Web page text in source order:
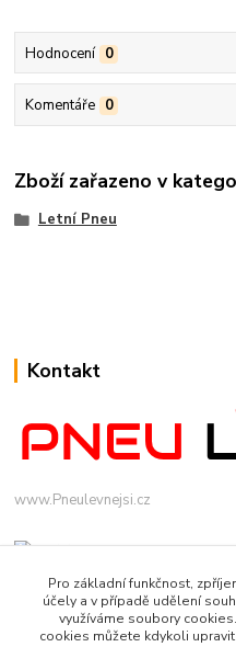
Hodnocení 0
Komentáře 0
Zboží zařazeno v
Letní Pneu
Kontakt
www.Pneulevnejsi.cz
info(a)pneulevnejsi.cz
Pro základní funkčnost,
účely a v případě udělení
využíváme soubory
cookies můžete kdykoli